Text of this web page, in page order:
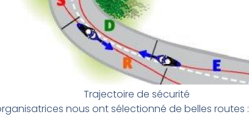
Trajectoire de sécurité
nous ont sélectionné de belles routes :